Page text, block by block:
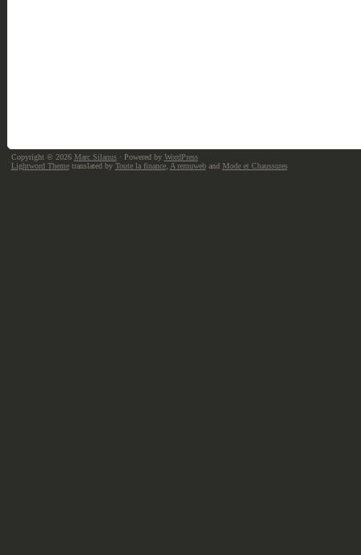
Copyright © 2026 Marc Silanus· Powered by WordPress
Lightword Themetranslated by Toute la finance, A remuweband Mode et Chaussures